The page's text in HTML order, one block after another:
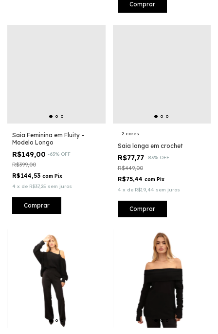
Comprar
Saia Feminina em Fluity –
Modelo Longo
R$149,00 -63% OFF
R$399,00
R$144,53 com Pix
4 x de R$37,25 sem juros
Comprar
2 cores
Saia longa em crochet
R$77,77 -83% OFF
R$449,00
R$75,44 com Pix
4 x de R$19,44 sem juros
Comprar